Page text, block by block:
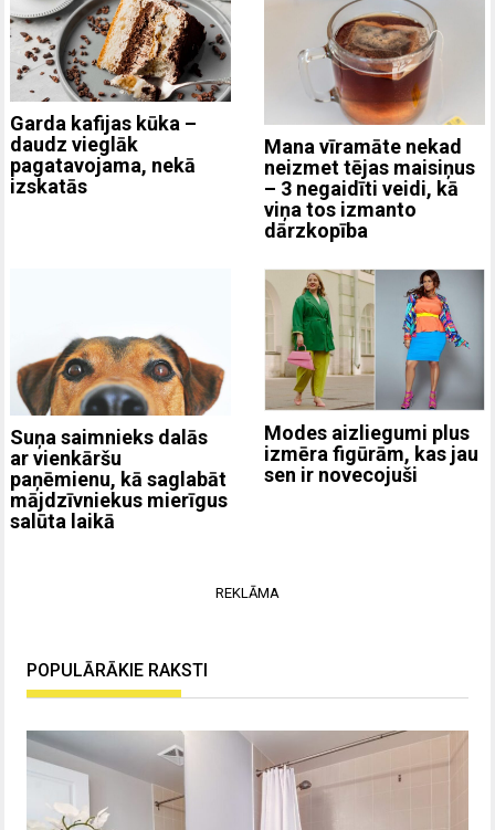
Garda kafijas kūka –
daudz vieglāk
pagatavojama, nekā
izskatās
Mana vīramāte nekad
neizmet tējas maisiņus
– 3 negaidīti veidi, kā
viņa tos izmanto
dārzkopība
Suņa saimnieks dalās
ar vienkāršu
paņēmienu, kā saglabāt
mājdzīvniekus mierīgus
salūta laikā
Modes aizliegumi plus
izmēra figūrām, kas jau
sen ir novecojuši
REKLĀMA
POPULĀRĀKIE RAKSTI